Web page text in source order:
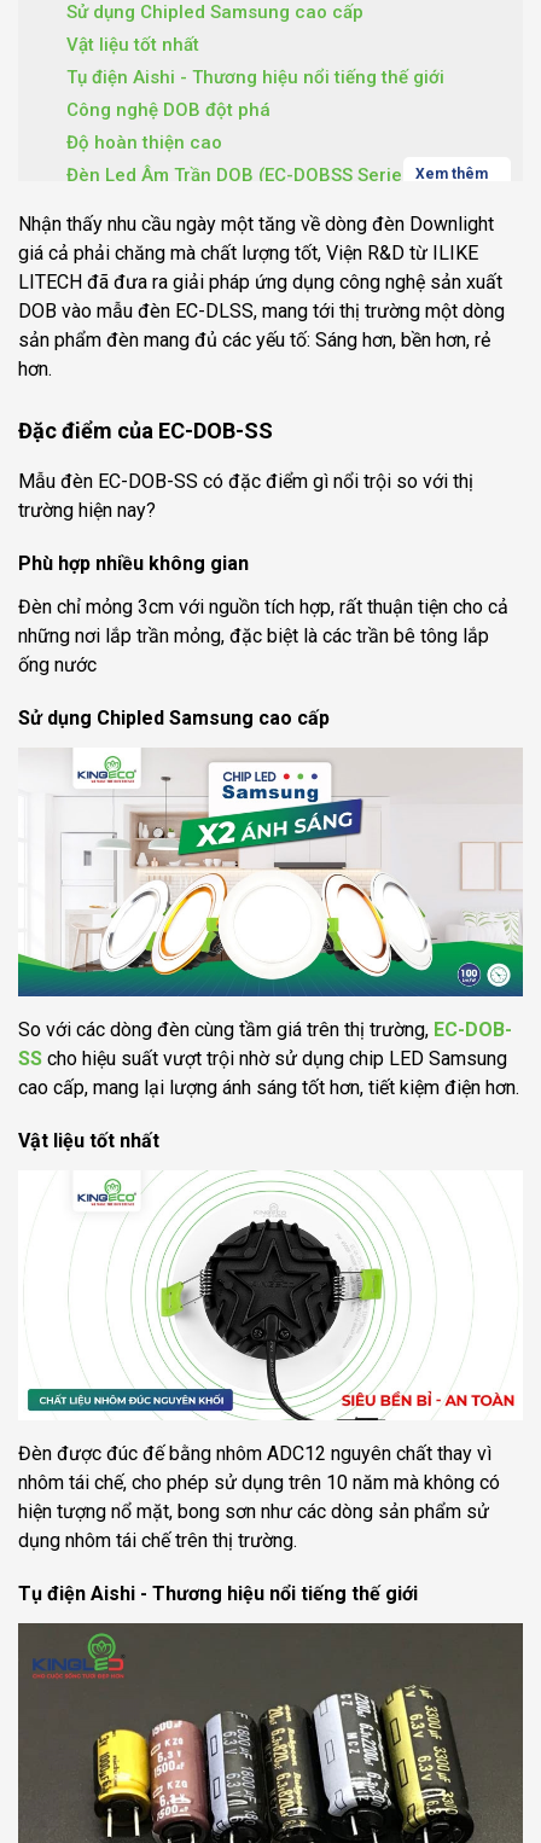
Sử dụng Chipled Samsung cao cấp
Vật liệu tốt nhất
Tụ điện Aishi - Thương hiệu nổi tiếng thế giới
Công nghệ DOB đột phá
Độ hoàn thiện cao
Đèn Led Âm Trần DOB (EC-DOBSS Series)
1. Linh kiện nguồn nằm trong đèn có bị đốm đen
khi thắp sáng không?
2. Dùng công nghệ DOB mà đế bằng kim loại có sợ
bị rò điện ra vỏ không?
Mua đèn EC-DOB-SS chính hãng ở đâu?
CÔNG TY CỔ PHẦN CÔNG NGHỆ CHIẾU SÁNG ILIKE
(ILIKE LITECH.,JSC)
Xem thêm
Nhận thấy nhu cầu ngày một tăng về dòng đèn Downlight
giá cả phải chăng mà chất lượng tốt, Viện R&D từ ILIKE
LITECH đã đưa ra giải pháp ứng dụng công nghệ sản xuất
DOB vào mẫu đèn EC-DLSS, mang tới thị trường một dòng
sản phẩm đèn mang đủ các yếu tố: Sáng hơn, bền hơn, rẻ
hơn.
Đặc điểm của EC-DOB-SS
Mẫu đèn EC-DOB-SS có đặc điểm gì nổi trội so với thị
trường hiện nay?
Phù hợp nhiều không gian
Đèn chỉ mỏng 3cm với nguồn tích hợp, rất thuận tiện cho cả
những nơi lắp trần mỏng, đặc biệt là các trần bê tông lắp
ống nước
Sử dụng Chipled Samsung cao cấp
So với các dòng đèn cùng tầm giá trên thị trường, EC-DOB-
SS cho hiệu suất vượt trội nhờ sử dụng chip LED Samsung
cao cấp, mang lại lượng ánh sáng tốt hơn, tiết kiệm điện hơn.
Vật liệu tốt nhất
Đèn được đúc đế bằng nhôm ADC12 nguyên chất thay vì
nhôm tái chế, cho phép sử dụng trên 10 năm mà không có
hiện tượng nổ mặt, bong sơn như các dòng sản phẩm sử
dụng nhôm tái chế trên thị trường.
Tụ điện Aishi - Thương hiệu nổi tiếng thế giới